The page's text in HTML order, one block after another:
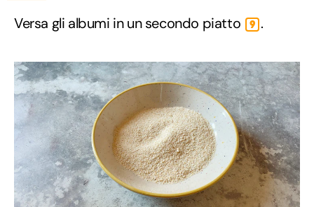
Versa gli albumi in un secondo piatto 9 .